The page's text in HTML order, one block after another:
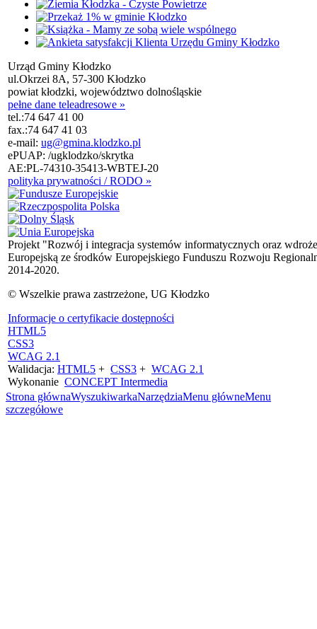
Urząd Gminy Kłodzko
ul.Okrzei 8A, 57-300 Kłodzko
powiat kłodzki, województwo dolnośląskie
pełne dane teleadresowe »
tel.:74 647 41 00
fax.:74 647 41 03
e-mail: ug@gmina.klodzko.pl
ePUAP: /ugklodzko/skrytka
AE:PL-74310-35413-WBTEJ-20
polityka prywatności / RODO »
Projekt "Rozwój i integracja systemów informatycznych oraz
Europejską ze środków Europejskiego Funduszu Rozwoju
2014-2020.
© Wszelkie prawa zastrzeżone, UG Kłodzko
Informacje o certyfikacie dostępności
HTML5
CSS3
WCAG 2.1
Walidacja: HTML5 + CSS3 + WCAG 2.1
Wykonanie CONCEPT Intermedia
Strona głównaWyszukiwarkaNarzędziaMenu główneMenu
szczegółowe